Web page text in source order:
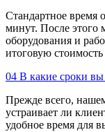
Стандартное время
минут. После этого
оборудования и
итоговую
04 В какие сроки вы
Прежде всего,
устраивает ли
удобное время для